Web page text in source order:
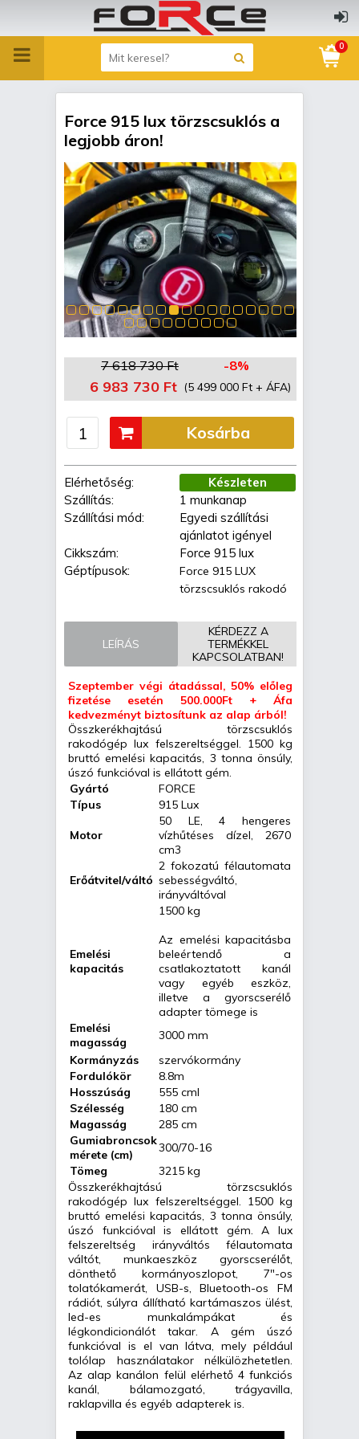
0
Force 915 lux törzscsuklós a
legjobb áron!
7 618 730 Ft -8%
6 983 730 Ft (5 499 000 Ft + ÁFA)
Elérhetőség:
Készleten
Szállítás:
1 munkanap
Szállítási mód:
Egyedi szállítási
ajánlatot igényel
Cikkszám:
Force 915 lux
Géptípusok:
Force 915 LUX
törzscsuklós rakodó
Kosárba
LEÍRÁS
KÉRDEZZ A
TERMÉKKEL
KAPCSOLATBAN!
Szeptember végi átadással, 50% előleg
fizetése esetén 500.000Ft + Áfa
kedvezményt biztosítunk az alap árból!
Összkerékhajtású törzscsuklós
rakodógép lux felszereltséggel. 1500 kg
bruttó emelési kapacitás, 3 tonna önsúly,
úszó funkcióval is ellátott gém.
Gyártó
FORCE
Típus
915 Lux
Motor
50 LE, 4 hengeres
vízhűtéses dízel, 2670
cm3
Erőátvitel/váltó
2 fokozatú félautomata
sebességváltó,
irányváltóval
Emelési
kapacitás
1500 kg
Az emelési kapacitásba
beleértendő a
csatlakoztatott kanál
vagy egyéb eszköz,
illetve a gyorscserélő
adapter tömege is
Emelési
magasság
3000 mm
Kormányzás
szervókormány
Fordulókör
8.8m
Hosszúság
555 cml
Szélesség
180 cm
Magasság
285 cm
Gumiabroncsok
mérete (cm)
300/70-16
Tömeg
3215 kg
Összkerékhajtású törzscsuklós
rakodógép lux felszereltséggel. 1500 kg
bruttó emelési kapacitás, 3 tonna önsúly,
úszó funkcióval is ellátott gém. A lux
felszereltség irányváltós félautomata
váltót, munkaeszköz gyorscserélőt,
dönthető kormányoszlopot, 7″-os
tolatókamerát, USB-s, Bluetooth-os FM
rádiót, súlyra állítható kartámaszos ülést,
led-es munkalámpákat és
légkondicionálót takar. A gém úszó
funkcióval is el van látva, mely például
tolólap használatakor nélkülözhetetlen.
Az alap kanálon felül elérhető 4 funkciós
kanál, bálamozgató, trágyavilla,
raklapvilla és egyéb adapterek is.